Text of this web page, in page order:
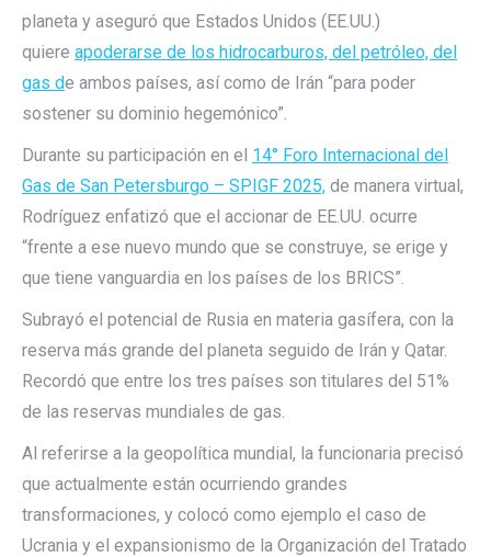
planeta y aseguró que Estados Unidos (EE.UU.)
quiere apoderarse de los hidrocarburos, del petróleo, del
gas de ambos países, así como de Irán “para poder
sostener su dominio hegemónico”.
Durante su participación en el 14° Foro Internacional del
Gas de San Petersburgo – SPIGF 2025, de manera virtual,
Rodríguez enfatizó que el accionar de EE.UU. ocurre
“frente a ese nuevo mundo que se construye, se erige y
que tiene vanguardia en los países de los BRICS”.
Subrayó el potencial de Rusia en materia gasífera, con la
reserva más grande del planeta seguido de Irán y Qatar.
Recordó que entre los tres países son titulares del 51%
de las reservas mundiales de gas.
Al referirse a la geopolítica mundial, la funcionaria precisó
que actualmente están ocurriendo grandes
transformaciones, y colocó como ejemplo el caso de
Ucrania y el expansionismo de la Organización del Tratado